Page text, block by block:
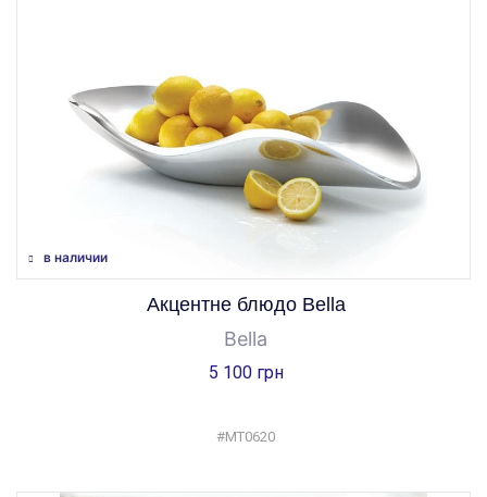
в наличии
Акцентне блюдо Bella
Bella
5 100 грн
#MT0620